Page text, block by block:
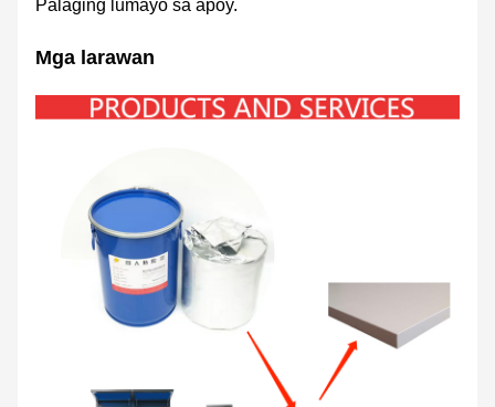
Palaging lumayo sa apoy.
Mga larawan